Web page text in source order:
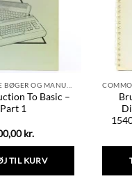
To Basic –
Part 1
kr.
TIL KURV